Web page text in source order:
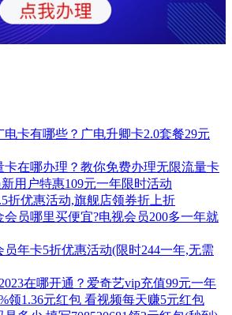
卡有哪些？广电升卿卡2.0套餐29元
卡在哪办理？教你免费办理无限流量卡
用户特惠109元一年限时活动
折优惠活动,旗舰店领券折上折
会员哪里买便宜?电视会员200多一年就
员年卡5折优惠活动(限时244一年,无需
在哪开通？爱奇艺vip充值99元一年
领1.36元红包 看视频每天赚5元红包